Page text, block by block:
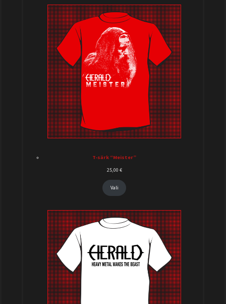
T-särk “Meister”
25,00 €
Vali